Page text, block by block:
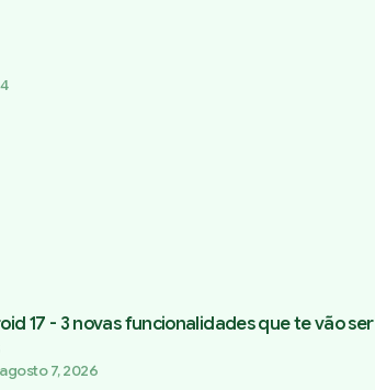
17 - 3 novas funcionalidades que te vão ser
agosto 7, 2026